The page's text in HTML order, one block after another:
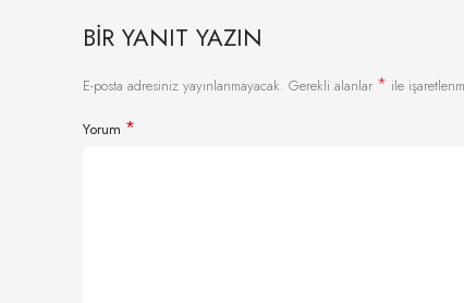
BIR YANIT YAZIN
E-posta adresiniz yayınlanmayacak. Gerekli alanlar * ile
Yorum *